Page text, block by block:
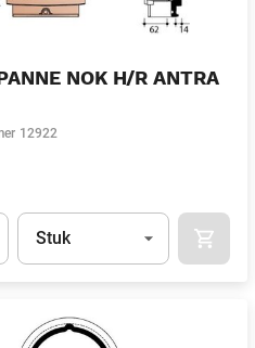
NOK H/R ANTRA
12922
Eenheid
Stuk